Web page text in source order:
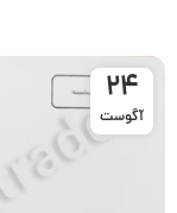
24
آگوست